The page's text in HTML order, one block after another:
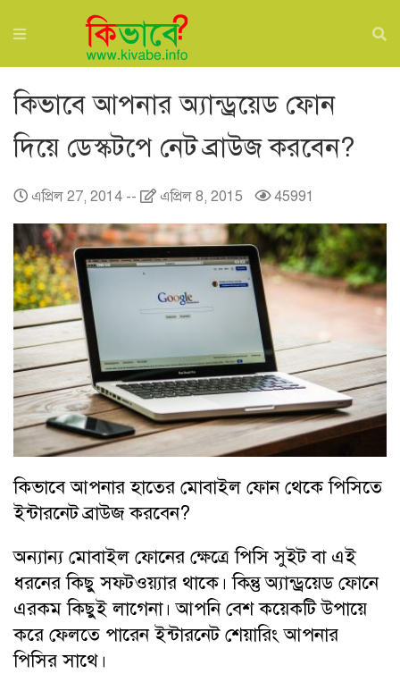
কিভাবে আপনার অ্যান্ড্রয়েড ফোন
দিয়ে ডেস্কটপে নেট ব্রাউজ করবেন?
এপ্রিল 27, 2014 -- এপ্রিল 8, 2015 45991
কিভাবে আপনার হাতের মোবাইল ফোন থেকে পিসিতে
ইন্টারনেট ব্রাউজ করবেন?
অন্যান্য মোবাইল ফোনের ক্ষেত্রে পিসি সুইট বা এই
ধরনের কিছু সফটওয়্যার থাকে। কিন্তু অ্যান্ড্রয়েড ফোনে
এরকম কিছুই লাগেনা। আপনি বেশ কয়েকটি উপায়ে
করে ফেলতে পারেন ইন্টারনেট শেয়ারিং আপনার
পিসির সাথে।